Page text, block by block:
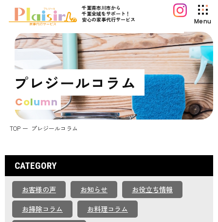
千葉県市川市から
千葉全域をサポート！
安心の家事代行サービス
Menu
プレジールについて
サービス案内
料金プラン
初めてご利用の方へ
お知らせ
運営会社情報
採用情報
お問い合わせ
プレジールコラム
Column
TOP プレジールコラム
CATEGORY
お客様の声 お知らせ
お役立ち情報
お掃除コラム
お料理コラム